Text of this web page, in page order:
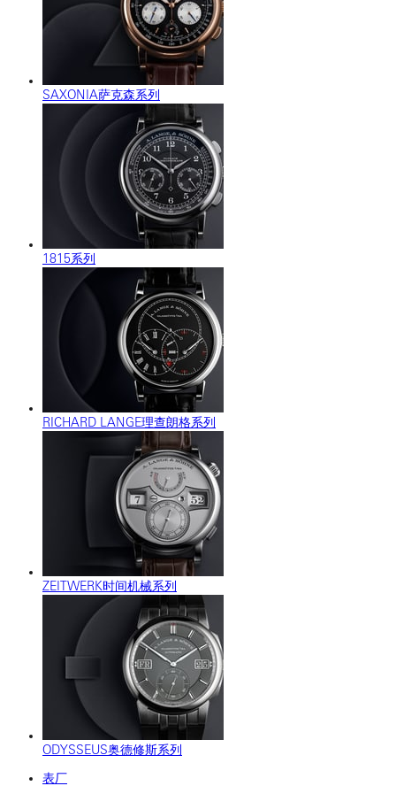
SAXONIA萨克森系列
1815系列
RICHARD LANGE理查朗格系列
ZEITWERK时间机械系列
ODYSSEUS奥德修斯系列
表厂